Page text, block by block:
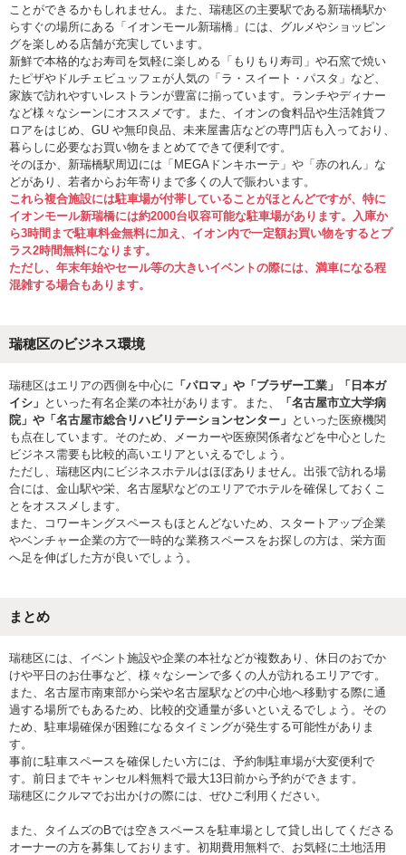
ことができるかもしれません。また、瑞穂区の主要駅である新瑞橋駅か
らすぐの場所にある「イオンモール新瑞橋」には、グルメやショッピン
グを楽しめる店舗が充実しています。
新鮮で本格的なお寿司を気軽に楽しめる「もりもり寿司」や石窯で焼い
たピザやドルチェビュッフェが人気の「ラ・スイート・パスタ」など、
家族で訪れやすいレストランが豊富に揃っています。ランチやディナー
など様々なシーンにオススメです。また、イオンの食料品や生活雑貨フ
ロアをはじめ、GU や無印良品、未来屋書店などの専門店も入っており、
暮らしに必要なお買い物をまとめてできて便利です。
そのほか、新瑞橋駅周辺には「MEGAドンキホーテ」や「赤のれん」な
どがあり、若者からお年寄りまで多くの人で賑わいます。
これら複合施設には駐車場が付帯していることがほとんどですが、特に
イオンモール新瑞橋には約2000台収容可能な駐車場があります。入庫か
ら3時間まで駐車料金無料に加え、イオン内で一定額お買い物をするとプ
ラス2時間無料になります。
ただし、年末年始やセール等の大きいイベントの際には、満車になる程
混雑する場合もあります。
瑞穂区のビジネス環境
瑞穂区はエリアの西側を中心に 「パロマ」や「ブラザー工業」「日本ガ
イシ」 といった有名企業の本社があります。また、
「名古屋市立大学病
院」や「名古屋市総合リハビリテーションセンター」 といった医療機関
も点在しています。そのため、メーカーや医療関係者などを中心とした
ビジネス需要も比較的高いエリアといえるでしょう。
ただし、瑞穂区内にビジネスホテルはほぼありません。出張で訪れる場
合には、金山駅や栄、名古屋駅などのエリアでホテルを確保しておくこ
とをオススメします。
また、コワーキングスペースもほとんどないため、スタートアップ企業
やベンチャー企業の方で一時的な業務スペースをお探しの方は、栄方面
へ足を伸ばした方が良いでしょう。
まとめ
瑞穂区には、イベント施設や企業の本社などが複数あり、休日のおでか
けや平日のお仕事など、様々なシーンで多くの人が訪れるエリアです。
また、名古屋市南東部から栄や名古屋駅などの中心地へ移動する際に通
過する場所でもあるため、比較的交通量が多いといえるでしょう。その
ため、駐車場確保が困難になるタイミングが発生する可能性がありま
す。
事前に駐車スペースを確保したい方には、予約制駐車場が大変便利で
す。前日までキャンセル料無料で最大13日前から予約ができます。
瑞穂区にクルマでお出かけの際には、ぜひご利用ください。
また、タイムズのBでは空きスペースを駐車場として貸し出してくださる
オーナーの方を募集しております。初期費用無料で、お気軽に土地活用